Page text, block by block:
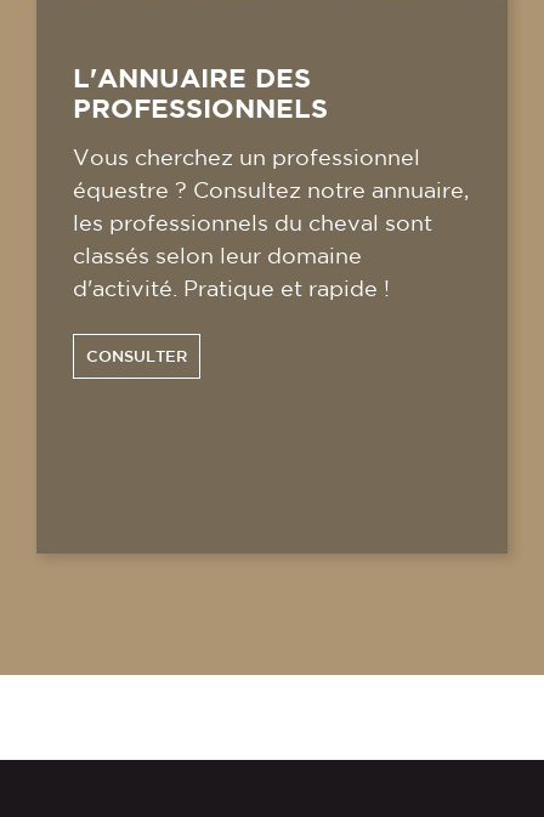
L'ANNUAIRE DES
PROFESSIONNELS
Vous cherchez un professionnel
équestre ? Consultez notre annuaire,
les professionnels du cheval sont
classés selon leur domaine
d'activité. Pratique et rapide !
CONSULTER